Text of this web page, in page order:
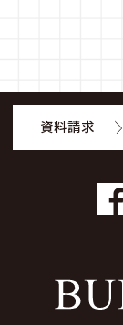
資料請求